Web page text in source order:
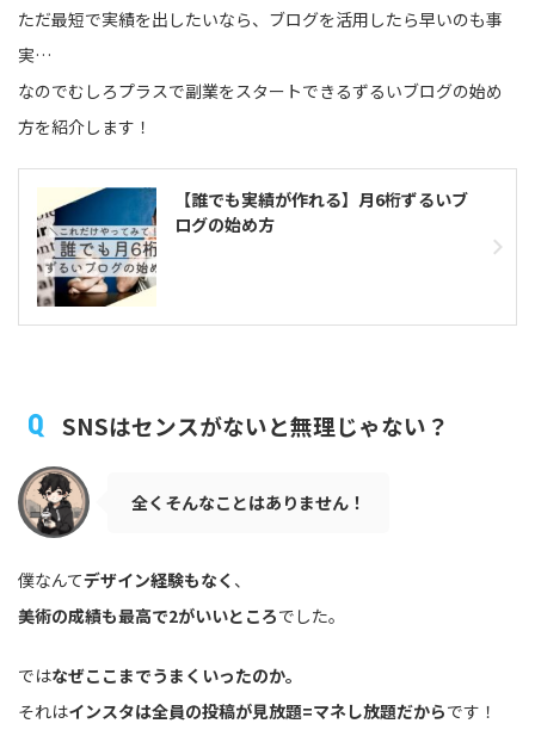
ただ最短で実績を出したいなら、ブログを活用したら早いのも事
実…
なのでむしろプラスで副業をスタートできるずるいブログの始め
方を紹介します！
【誰でも実績が作れる】月6桁ずるいブ
ログの始め方
SNSはセンスがないと無理じゃない？
全くそんなことはありません！
僕なんてデザイン経験もなく 、
美術の成績も最高で2がいいところでした。
ではなぜここまでうまくいったのか。
それはインスタは全員の投稿が見放題=マネし放題だからです！